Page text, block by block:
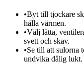
•Byt till tjockare
hålla värmen.
•Välj lätta,
svett och skav.
•Se till att sulorna
undvika dålig lukt.